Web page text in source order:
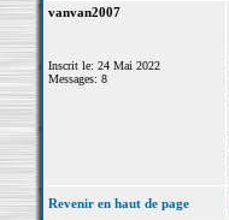
vanvan2007
Inscrit le: 24 Mai 2022
Messages: 8
Revenir en haut de page